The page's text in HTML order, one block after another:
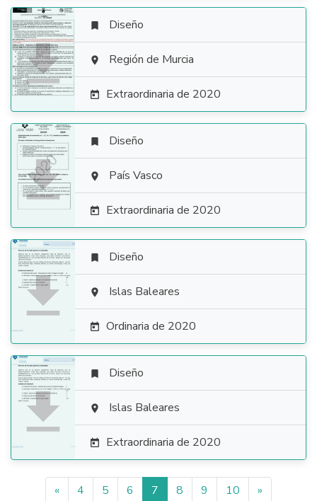

 Diseño
 Región de Murcia
 Extraordinaria de 2020

 Diseño
 País Vasco
 Extraordinaria de 2020

 Diseño
 Islas Baleares
 Ordinaria de 2020

 Diseño
 Islas Baleares
 Extraordinaria de 2020
« 4 5 6 7 8 9 10 »